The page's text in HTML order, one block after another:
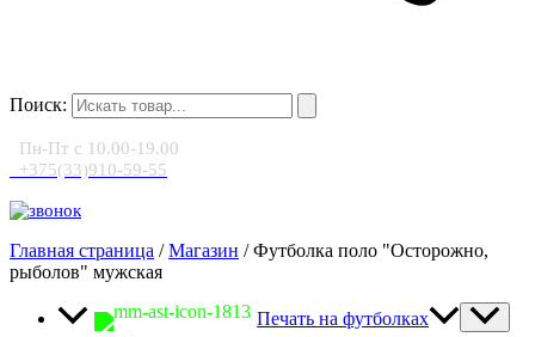
Поиск:
Пн-Пт с 10.00-19.00
+375(33)910-59-55
Главная страница /Магазин /Футболка поло "Осторожно,
рыболов" мужская
Печать на футболках